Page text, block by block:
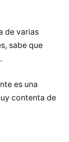
de varias
sabe que
es una
contenta de